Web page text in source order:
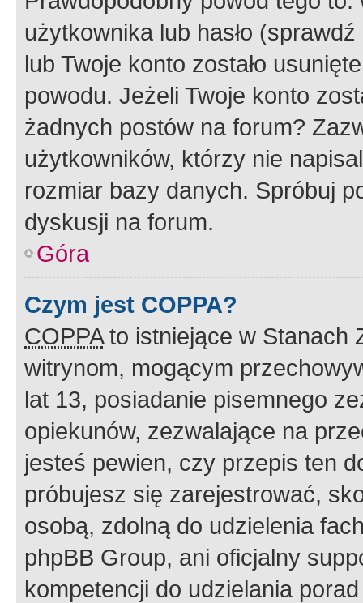
użytkownika lub hasło
lub Twoje konto zostało
powodu. Jeżeli Twoje konto
żadnych postów na forum?
użytkowników, którzy nie
rozmiar bazy danych. Spróbuj
dyskusji na forum.
Góra
Czym jest COPPA?
COPPAto istniejące w Stanach
witrynom, mogącym
lat 13, posiadanie pisemnego
opiekunów, zezwalające na
jesteś pewien, czy przepis ten
próbujesz się zarejestrować,
osobą, zdolną do udzielenia
phpBB Group, ani oficjalny
kompetencji do udzielania